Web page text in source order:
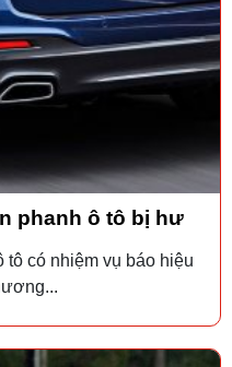
phanh ô tô bị hư
có nhiệm vụ báo hiệu